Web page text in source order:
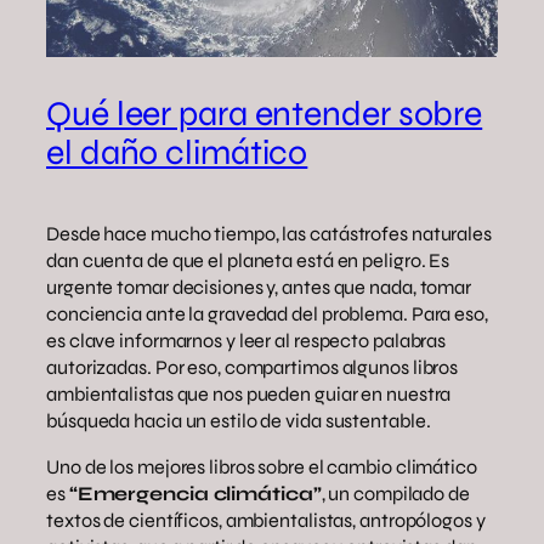
Qué leer para entender sobre
el daño climático
Desde hace mucho tiempo, las catástrofes naturales
dan cuenta de que el planeta está en peligro. Es
urgente tomar decisiones y, antes que nada, tomar
conciencia ante la gravedad del problema. Para eso,
es clave informarnos y leer al respecto palabras
autorizadas. Por eso, compartimos algunos libros
ambientalistas que nos pueden guiar en nuestra
búsqueda hacia un estilo de vida sustentable.
Uno de los mejores libros sobre el cambio climático
es“Emergencia climática”, un compilado de
textos de científicos, ambientalistas, antropólogos y